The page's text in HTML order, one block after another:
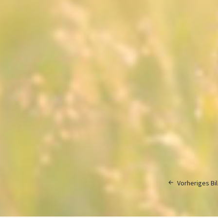
Vorheriges